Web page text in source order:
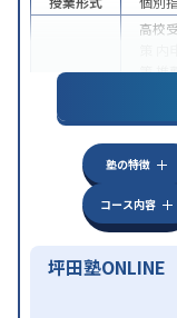
高校
策推
特徴
中高
科目
の子
塾の特徴
コース内容
坪田塾ONLINE